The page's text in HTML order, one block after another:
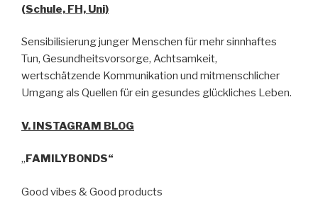
(Schule, FH, Uni)
Sensibilisierung junger Menschen für mehr sinnhaftes
Tun, Gesundheitsvorsorge, Achtsamkeit,
wertschätzende Kommunikation und mitmenschlicher
Umgang als Quellen für ein gesundes glückliches Leben.
V. INSTAGRAM BLOG
„FAMILYBONDS“
Good vibes & Good products